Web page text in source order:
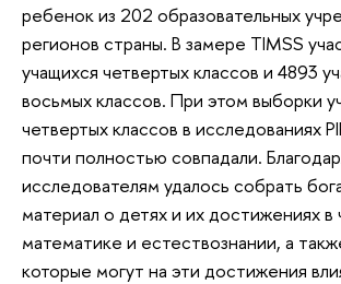
ребенок из 202 образовательных
регионов страны. В замере TIMSS
учащихся четвертых классов и 4893
восьмых классов. При этом выборки
четвертых классов в исследованиях
почти полностью совпадали.
исследователям удалось собрать
материал о детях и их достижениях в
математике и естествознании, а
которые могут на эти достижения